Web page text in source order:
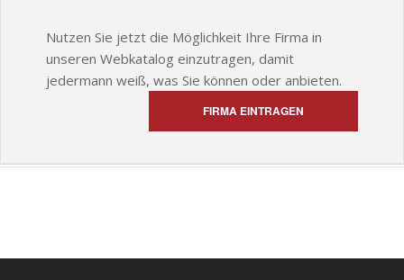
Nutzen Sie jetzt die Möglichkeit Ihre Firma in
unseren Webkatalog einzutragen, damit
jedermann weiß, was Sie können oder anbieten.
FIRMA EINTRAGEN